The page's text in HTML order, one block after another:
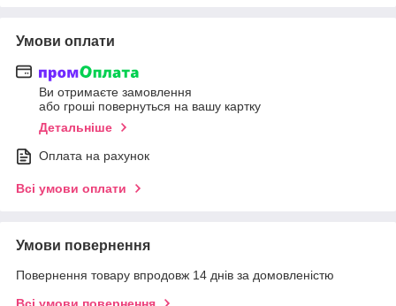
Умови оплати
Ви отримаєте замовлення
або гроші повернуться на вашу картку
Детальніше
Оплата на рахунок
Всі умови оплати
Умови повернення
Повернення товару впродовж 14 днів за домовленістю